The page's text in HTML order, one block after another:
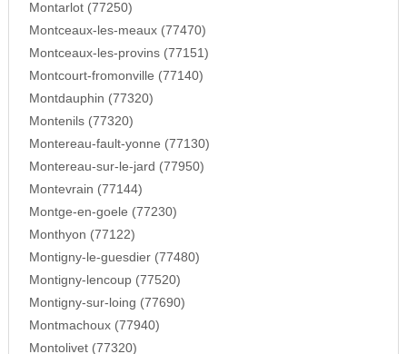
Montarlot (77250)
Montceaux-les-meaux (77470)
Montceaux-les-provins (77151)
Montcourt-fromonville (77140)
Montdauphin (77320)
Montenils (77320)
Montereau-fault-yonne (77130)
Montereau-sur-le-jard (77950)
Montevrain (77144)
Montge-en-goele (77230)
Monthyon (77122)
Montigny-le-guesdier (77480)
Montigny-lencoup (77520)
Montigny-sur-loing (77690)
Montmachoux (77940)
Montolivet (77320)